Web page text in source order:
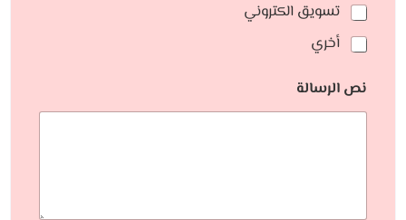
تسويق الكتروني
أخري
نص الرسالة